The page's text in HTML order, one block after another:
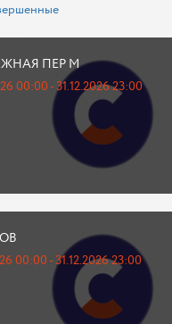
ПЕР М
00:00 - 31.12.2026 23:00
00:00 - 31.12.2026 23:00